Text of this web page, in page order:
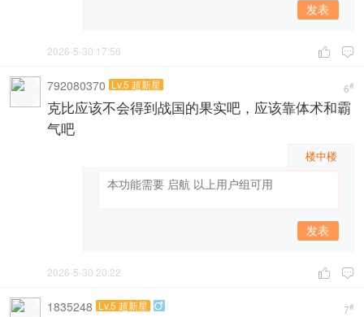
发表
 
2026-5-30 17:56
6#
792080370 Lv.5 超新星
克比应该不会得到战国的果实吧，应该靠体术和霸
气吧
楼中楼
发表
 
2026-5-30 20:22
7#
1835248 Lv.5 超新星 